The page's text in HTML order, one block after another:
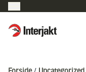
Interjakt DK